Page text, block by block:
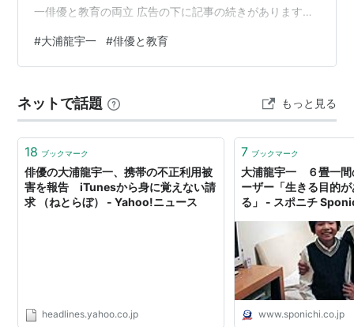
一俳優と教育の両立 広告の下に記事の続きがあります。
な笑みをたたえていた。 俳優として30年超の道を歩みな
がら、今、大浦さんは教育の現場にも立っている。演技
な情熱を辿る。 項目 内容 デビュー30周年 ドラマ150作
以上に出演 教育活動開始 2年前から小学校勤務 教育理念
「否定しない」「聞く…
#大浦龍宇一 #俳優と教育
ネットで話題 もっと見る
18 ブックマーク
俳優の大浦龍宇一、携帯の不正利用被
害を報告 iTunesから身に覚えない請
求 （ねとらぼ） - Yahoo!ニュース
headlines.yahoo.co.jp
7 ブックマーク
大浦龍宇一 ６畳一間
ーザー「生きる目的
る」 - スポニチ
www.sponichi.co.jp